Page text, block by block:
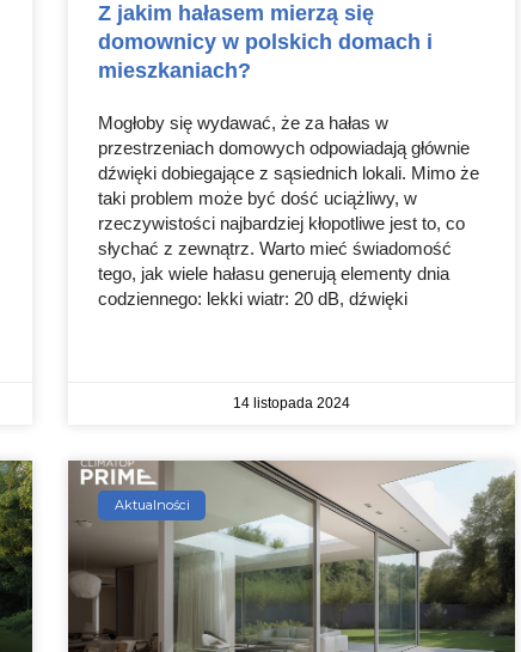
Z jakim hałasem mierzą się
domownicy w polskich domach i
mieszkaniach?
Mogłoby się wydawać, że za hałas w
przestrzeniach domowych odpowiadają głównie
dźwięki dobiegające z sąsiednich lokali. Mimo że
taki problem może być dość uciążliwy, w
rzeczywistości najbardziej kłopotliwe jest to, co
słychać z zewnątrz. Warto mieć świadomość
tego, jak wiele hałasu generują elementy dnia
codziennego: lekki wiatr: 20 dB, dźwięki
14 listopada 2024
Aktualności